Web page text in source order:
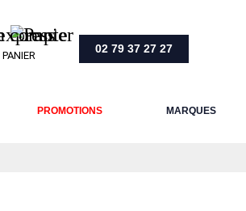
PANIER
02 79 37 27 27
PROMOTIONS MARQUES